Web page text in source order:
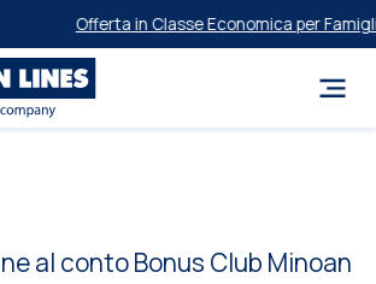
Offerta in Classe Economica per
al conto Bonus Club Minoan